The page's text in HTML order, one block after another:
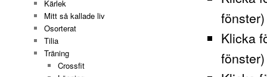
fönster)
Klicka
fönster)
Kärlek
Mitt så kallade liv
Osorterat
Tilia
Träning
Crossfit